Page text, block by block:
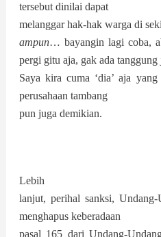
tersebut dinilai dapat
melanggar hak-hak warga di
ampun… bayangin lagi coba,
pergi gitu aja, gak ada tanggung
Saya kira cuma ‘dia’ aja
perusahaan tambang
pun juga demikian.
Lebih
lanjut, perihal sanksi,
menghapus keberadaan
pasal 165 dari Undang-